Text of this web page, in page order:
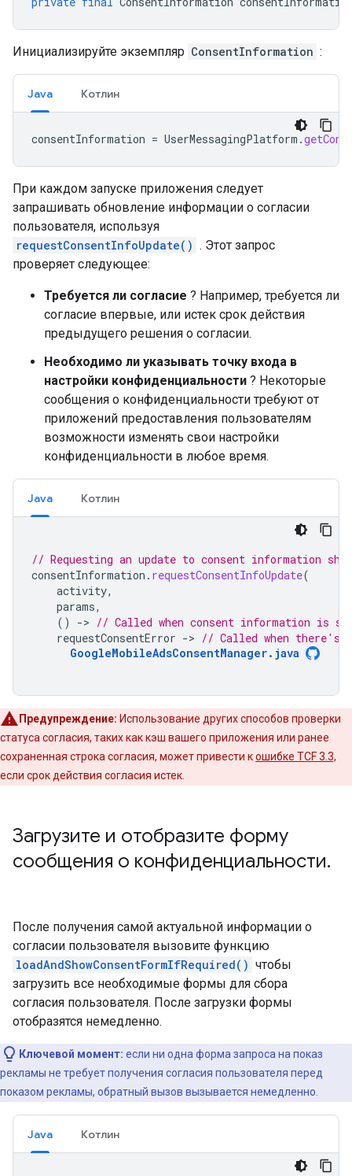
Инициализируйте экземпляр ConsentInformation :
Java Котлин
consentInformation = UserMessagingPlatform .
При каждом запуске приложения следует
запрашивать обновление информации о согласии
пользователя, используя
requestConsentInfoUpdate() . Этот запрос
проверяет следующее:
Требуется ли согласие ? Например, требуется ли
согласие впервые, или истек срок действия
предыдущего решения о согласии.
Необходимо ли указывать точку входа в
настройки конфиденциальности ? Некоторые
сообщения о конфиденциальности требуют от
приложений предоставления пользователям
возможности изменять свои настройки
конфиденциальности в любое время.
Java Котлин
// Requesting an update to consent information
consentInformation . requestConsentInfoUpdate(
activity,
params,
()
-> // Called when consent information is
requestConsentError -> // Called when there's
GoogleMobileAdsConsentManager.java
Предупреждение: Использование других способов проверки
статуса согласия, таких как кэш вашего приложения или ранее
сохраненная строка согласия, может привести кошибке TCF 3.3,
если срок действия согласия истек.
Загрузите и отобразите форму
сообщения о конфиденциальности.
После получения самой актуальной информации о
согласии пользователя вызовите функцию
loadAndShowConsentFormIfRequired() чтобы
загрузить все необходимые формы для сбора
согласия пользователя. После загрузки формы
отобразятся немедленно.
Ключевой момент: если ни одна форма запроса на показ
рекламы не требует получения согласия пользователя перед
показом рекламы, обратный вызов вызывается немедленно.
Java Котлин